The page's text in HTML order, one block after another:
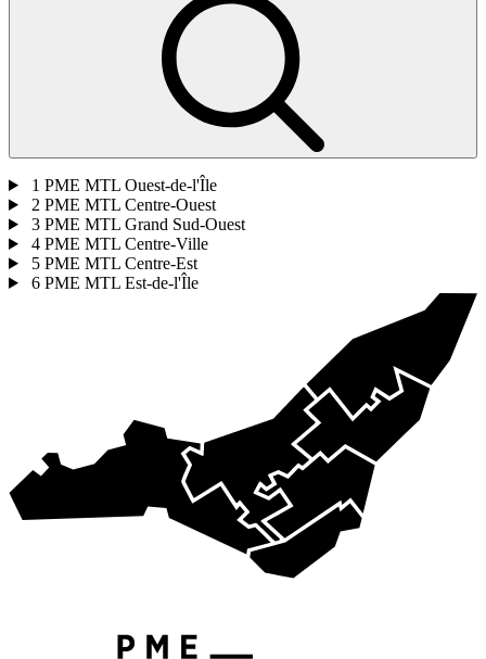
1 PME MTL Ouest-de-l'Île
2 PME MTL Centre-Ouest
3 PME MTL Grand Sud-Ouest
4 PME MTL Centre-Ville
5 PME MTL Centre-Est
6 PME MTL Est-de-l'Île